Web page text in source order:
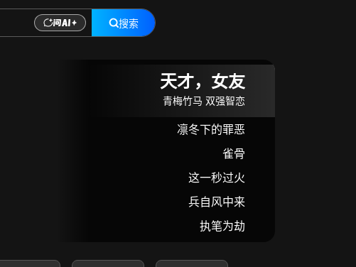
搜索
天才，女友
青梅竹马 双强智恋
凛冬下的罪恶
雀骨
这一秒过火
兵自风中来
执笔为劫